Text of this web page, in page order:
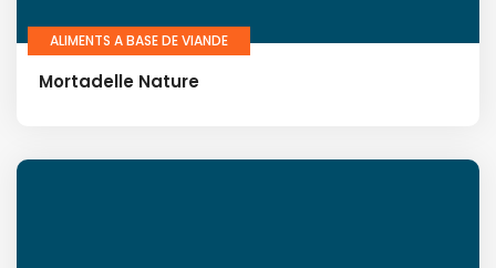
ALIMENTS A BASE DE VIANDE
Mortadelle Nature